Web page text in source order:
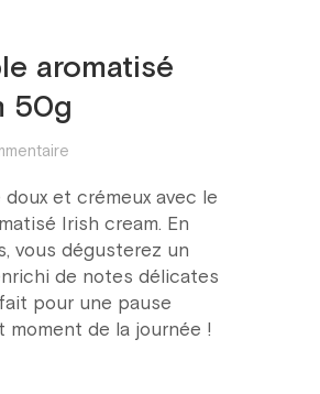
aromatisé
50g
et crémeux avec le
Irish cream. En
vous dégusterez un
de notes délicates
pour une pause
moment de la journée !